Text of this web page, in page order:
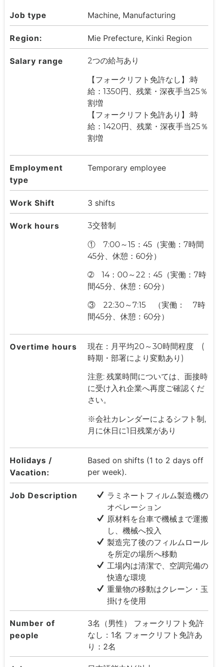
Job type Machine, Manufacturing
Region: Mie Prefecture, Kinki Region
Salary range 2つの給与あり
【フォークリフト免許なし】:時
給：1350円、残業・深夜手当25％
割増
【フォークリフト免許あり】:時
給：1420円、残業・深夜手当25％
割増
Employment
type
Temporary employee
Work Shift 3 shifts
Work hours 3交替制
① 7:00～15：45（実働：7時間
45分、休憩：60分）
➁ 14：00～22：45（実働：7時
間45分、休憩：60分）
③ 22:30～7:15 （実働： 7時
間45分、休憩：60分）
Overtime hours
現在：月平均20～30時間程度 (
時期・部署により変動あり)
注意: 残業時間については、面接時
に受け入れ企業へ再度ご確認くだ
さい。
※会社カレンダーによるシフト制,
月に休日に1日残業があり
Holidays /
Vacation:
Based on shifts (1 to 2 days off
per week).
Job Description
ラミネートフィルム製造機の
オペレーション
原材料を台車で機械まで運搬
し、機械へ投入
製造完了後のフィルムロール
を所定の場所へ移動
工場内は清潔で、空調完備の
快適な環境
重量物の移動はクレーン・玉
掛けを使用
Number of
people
3名（男性） フォークリフト免許
なし：1名 フォークリフト免許あ
り：2名